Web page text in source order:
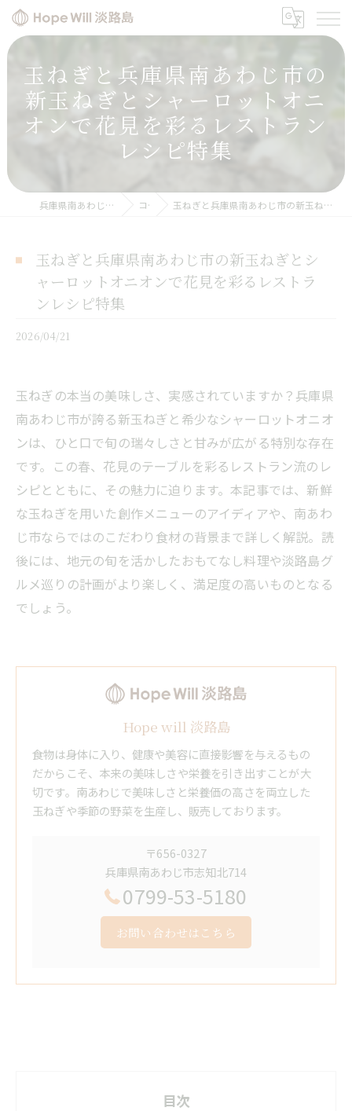
玉ねぎと兵庫県南あわじ市の
新玉ねぎとシャーロットオニ
オンで花見を彩るレストラン
レシピ特集
兵庫県南あわじの玉ねぎならHope will 淡路島 コラム 玉ねぎと兵庫県南あわじ市の新玉ねぎとシャーロットオニオンで花見を彩るレストランレシピ特集
玉ねぎと兵庫県南あわじ市の新玉ねぎとシ
ャーロットオニオンで花見を彩るレストラ
ンレシピ特集
2026/04/21
玉ねぎの本当の美味しさ、実感されていますか？兵庫県
南あわじ市が誇る新玉ねぎと希少なシャーロットオニオ
ンは、ひと口で旬の瑞々しさと甘みが広がる特別な存在
です。この春、花見のテーブルを彩るレストラン流のレ
シピとともに、その魅力に迫ります。本記事では、新鮮
な玉ねぎを用いた創作メニューのアイディアや、南あわ
じ市ならではのこだわり食材の背景まで詳しく解説。読
後には、地元の旬を活かしたおもてなし料理や淡路島グ
ルメ巡りの計画がより楽しく、満足度の高いものとなる
でしょう。
Hope will 淡路島
食物は身体に入り、健康や美容に直接影響を与えるもの
だからこそ、本来の美味しさや栄養を引き出すことが大
切です。南あわじで美味しさと栄養価の高さを両立した
玉ねぎや季節の野菜を生産し、販売しております。
〒656-0327
兵庫県南あわじ市志知北714
0799-53-5180
お問い合わせはこちら
目次